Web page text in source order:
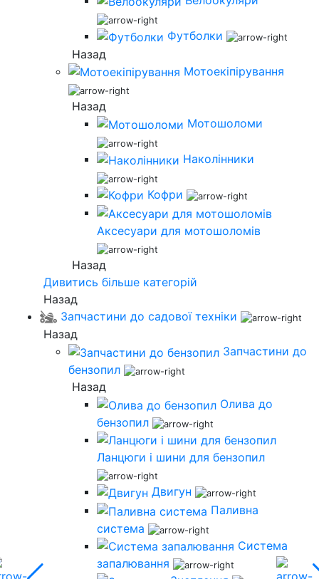
Футболки
Назад
Мотоекіпірування
Назад
Мотошоломи
Наколінники
Кофри
Аксесуари для мотошоломів
Назад
Дивитись більше категорій
Назад
Запчастини до садової техніки
Назад
Запчастини до
бензопил
Назад
Олива до
бензопил
Ланцюги і шини для бензопил
Двигун
Паливна
система
Система
запалювання